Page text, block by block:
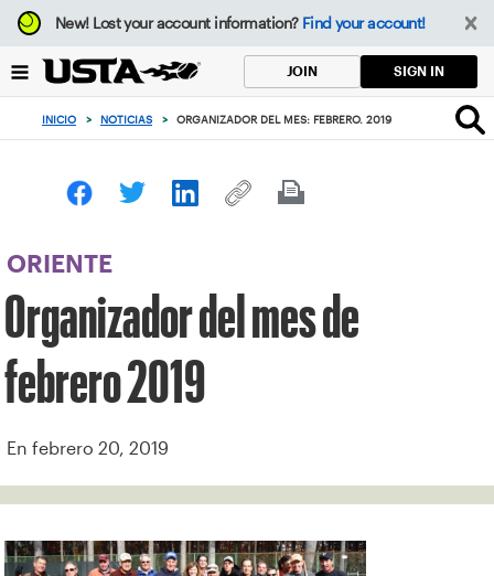
Enfoque
desde
botón
volver
principio
New!Lost your account information? Find your account!
JOIN SIGN IN
INICIO > NOTICIAS > ORGANIZADOR DEL MES: FEBRERO. 2019
ORIENTE
Organizador del mes de
febrero 2019
En febrero 20, 2019